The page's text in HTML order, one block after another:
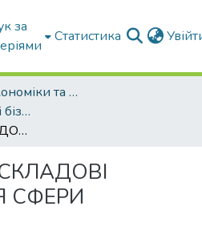
за
Статистика
Факультет Економіки та бізнесу
Кафедра Економіки і бізнесу
ІННОВАЦІЙНІ СКЛАДОВІ ВІДНОВЛЕННЯ СФЕРИ ТУРИЗМУ
СФЕРИ